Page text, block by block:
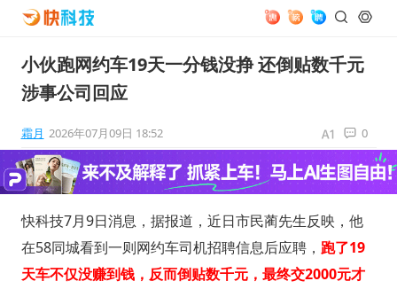
小伙跑网约车19天一分钱没挣 还倒贴数千元
涉事公司回应
霜月 2026年07月09日 18:52 0
快科技7月9日消息，据报道，近日市民蔺先生反映，他
在58同城看到一则网约车司机招聘信息后应聘， 跑了19
天车不仅没赚到钱，反而倒贴数千元，最终交2000元才